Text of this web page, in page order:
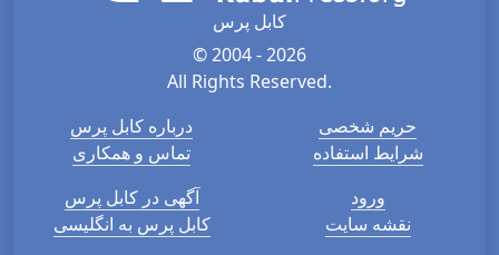
کابل پرس
© 2004 - 2026
All Rights Reserved.
درباره کابل پرس
تماس و همکاری
حریم شخصی
شرایط استفاده
آگهی در کابل پرس
کابل پرس به انگلیسی
ورود
نقشه سایت